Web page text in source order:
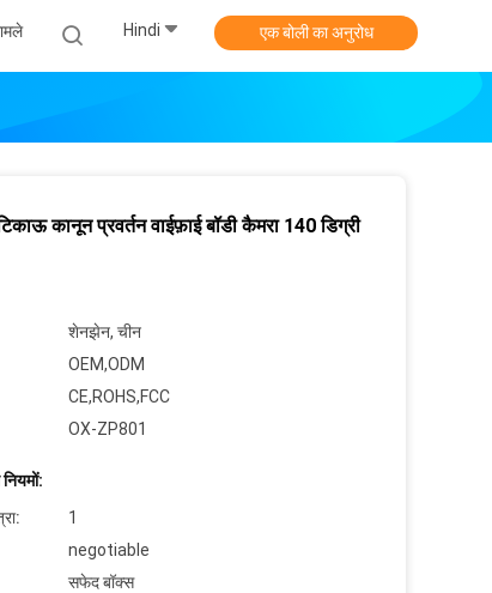
Hindi एक बोली का अनुरोध
कानून प्रवर्तन वाईफ़ाई बॉडी कैमरा 140 डिग्री
शेनझेन, चीन
OEM,ODM
CE,ROHS,FCC
OX-ZP801
1
negotiable
सफेद बॉक्स